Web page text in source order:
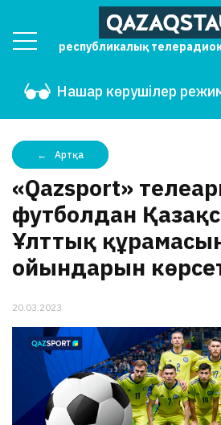
республикалық
Нашар көрушілер
Артқа
«Qazsport»
футболдан
Ұлттық
ойындарын
20.03.2023